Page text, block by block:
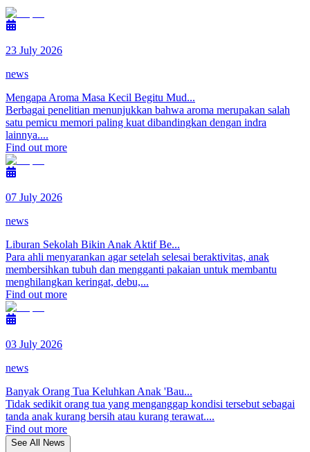
23 July 2026
news
Mengapa Aroma Masa Kecil Begitu Mud...
Berbagai penelitian menunjukkan bahwa aroma merupakan salah
satu pemicu memori paling kuat dibandingkan dengan indra
lainnya....
Find out more
07 July 2026
news
Liburan Sekolah Bikin Anak Aktif Be...
Para ahli menyarankan agar setelah selesai beraktivitas, anak
membersihkan tubuh dan mengganti pakaian untuk membantu
menghilangkan keringat, debu,...
Find out more
03 July 2026
news
Banyak Orang Tua Keluhkan Anak 'Bau...
Tidak sedikit orang tua yang menganggap kondisi tersebut sebagai
tanda anak kurang bersih atau kurang terawat....
Find out more
See All News